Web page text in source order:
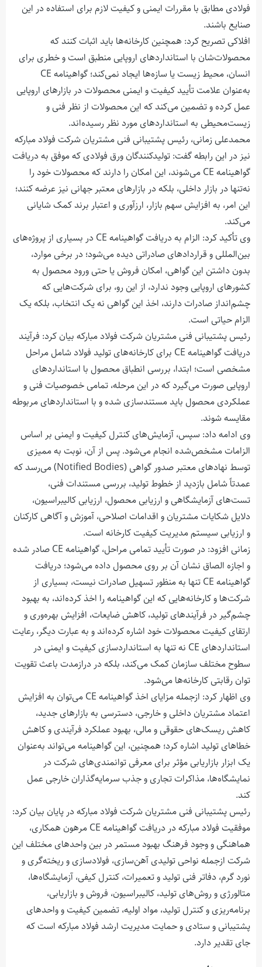
فولادی مطابق با مقررات ایمنی و کیفیت لازم برای استفاده در این
صنایع باشند.
افلاکی تصریح کرد: همچنین کارخانه‌ها باید اثبات کنند که
محصولات‌شان با استانداردهای اروپایی منطبق است و خطری برای
انسان، محیط زیست یا سازه‌ها ایجاد نمی‌کند؛ گواهینامه CE
به‌عنوان علامت تأیید کیفیت و ایمنی محصولات در بازارهای اروپایی
عمل کرده و تضمین می‌کند که این محصولات از نظر فنی و
زیست‌محیطی به استانداردهای مورد نظر رسیده‌اند.
محمدعلی زمانی، رئیس پشتیبانی فنی مشتریان شرکت فولاد مبارکه
نیز در این رابطه گفت: تولیدکنندگان ورق فولادی که موفق به دریافت
گواهینامه CE می‌شوند، این امکان را دارند که محصولات خود را
نه‌تنها در بازار داخلی، بلکه در بازارهای معتبر جهانی نیز عرضه کنند؛
این امر، به افزایش سهم بازار، ارزآوری و اعتبار برند کمک شایانی
می‌کند.
وی تأکید کرد: الزام به دریافت گواهینامه CE در بسیاری از پروژه‌های
بین‌المللی و قراردادهای صادراتی دیده می‌شود؛ در برخی موارد،
بدون داشتن این گواهی، امکان فروش یا حتی ورود محصول به
کشورهای اروپایی وجود ندارد، از این رو، برای شرکت‌هایی که
چشم‌انداز صادرات دارند، اخذ این گواهی نه یک انتخاب، بلکه یک
الزام حیاتی است.
رئیس پشتیبانی فنی مشتریان شرکت فولاد مبارکه بیان کرد: فرآیند
دریافت گواهینامه CE برای کارخانه‌های تولید فولاد شامل مراحل
مشخصی است؛ ابتدا، بررسی انطباق محصول با استانداردهای
اروپایی صورت می‌گیرد که در این مرحله، تمامی خصوصیات فنی و
عملکردی محصول باید مستندسازی شده و با استانداردهای مربوطه
مقایسه شوند.
وی ادامه داد: سپس، آزمایش‌های کنترل کیفیت و ایمنی بر اساس
الزامات مشخص‌شده انجام می‌شود. پس از آن، نوبت به ممیزی
توسط نهادهای معتبر صدور گواهی (Notified Bodies)می‌رسد که
عمدتاً شامل بازدید از خطوط تولید، بررسی مستندات فنی،
تست‌های آزمایشگاهی و ارزیابی محصول، ارزیابی کالیبراسیون،
دلایل شکایات مشتریان و اقدامات اصلاحی، آموزش و آگاهی کارکنان
و ارزیابی سیستم مدیریت کیفیت کارخانه است.
زمانی افزود: در صورت تأیید تمامی مراحل، گواهینامه CE صادر شده
و اجازه الصاق نشان آن بر روی محصول داده می‌شود؛ دریافت
گواهینامه CE تنها به منظور تسهیل صادرات نیست، بسیاری از
شرکت‌ها و کارخانه‌هایی که این گواهینامه را اخذ کرده‌اند، به بهبود
چشم‌گیر در فرآیندهای تولید، کاهش ضایعات، افزایش بهره‌وری و
ارتقای کیفیت محصولات خود اشاره کرده‌اند و به عبارت دیگر، رعایت
استانداردهای CE نه تنها به استانداردسازی کیفیت و ایمنی در
سطوح مختلف سازمان کمک می‌کند، بلکه در درازمدت باعث تقویت
توان رقابتی کارخانه‌ها می‌شود.
وی اظهار کرد: ازجمله مزایای اخذ گواهینامه CE می‌توان به افزایش
اعتماد مشتریان داخلی و خارجی، دسترسی به بازارهای جدید،
کاهش ریسک‌های حقوقی و مالی، بهبود عملکرد فرآیندی و کاهش
خطاهای تولید اشاره کرد؛ همچنین، این گواهینامه می‌تواند به‌عنوان
یک ابزار بازاریابی مؤثر برای معرفی توانمندی‌های شرکت در
نمایشگاه‌ها، مذاکرات تجاری و جذب سرمایه‌گذاران خارجی عمل
کند.
رئیس پشتیبانی فنی مشتریان شرکت فولاد مبارکه در پایان بیان کرد:
موفقیت فولاد مبارکه در دریافت گواهینامه CE مرهون همکاری،
هماهنگی و وجود فرهنگ بهبود مستمر در بین واحدهای مختلف این
شرکت ازجمله نواحی تولیدی آهن‌سازی، فولادسازی و ریخته‌گری و
نورد گرم، دفاتر فنی تولید و تعمیرات، کنترل کیفی، آزمایشگاه‌ها،
متالورژی و روش‌های تولید، کالیبراسیون، فروش و بازاریابی،
برنامه‌ریزی و کنترل تولید، مواد اولیه، تضمین کیفیت و واحدهای
پشتیبانی و ستادی و حمایت مدیریت ارشد فولاد مبارکه است که
جای تقدیر دارد.